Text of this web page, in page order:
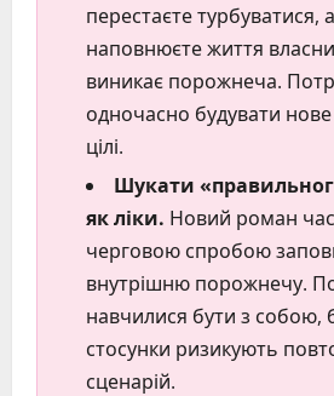
перестаєте турбуватися,
наповнюєте життя
виникає порожнеча.
одночасно будувати нове
цілі.
Шукати
як ліки. Новий роман
черговою спробою
внутрішню порожнечу.
навчилися бути з собою,
стосунки ризикують
сценарій.